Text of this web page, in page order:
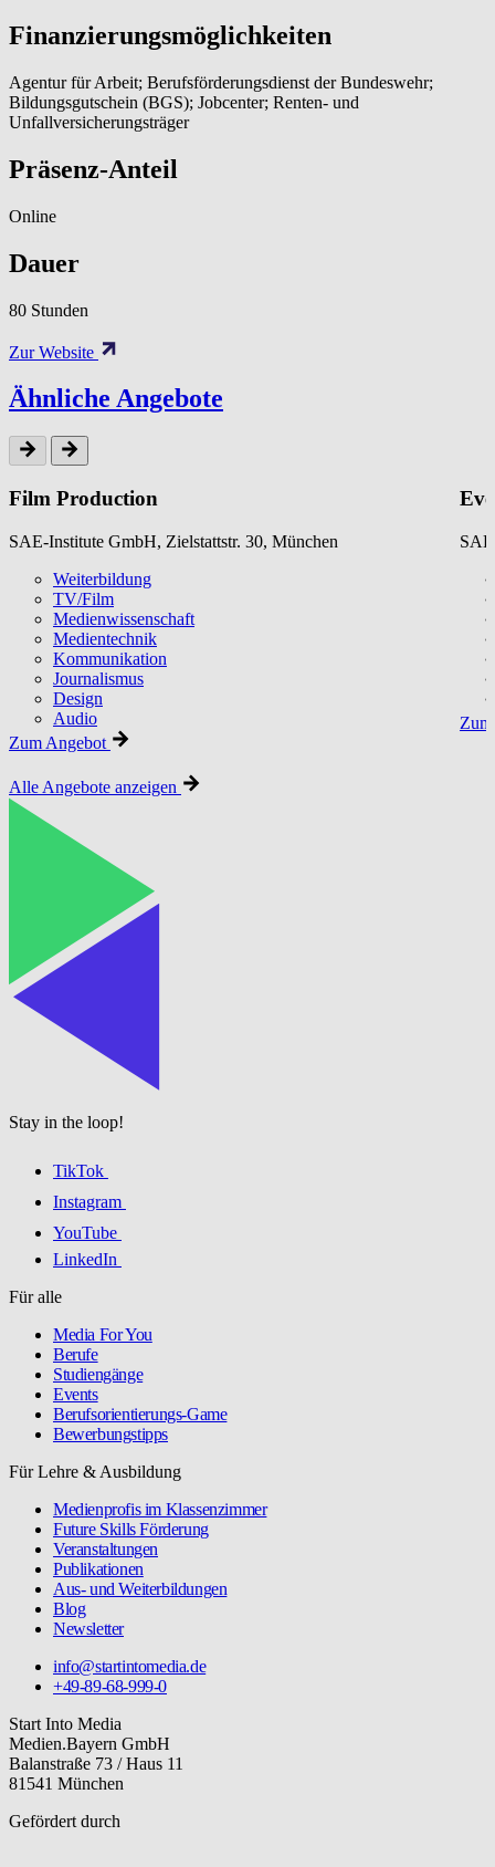
Finanzierungsmöglichkeiten
Agentur für Arbeit; Berufsförderungsdienst der Bundeswehr;
Bildungsgutschein (BGS); Jobcenter; Renten- und
Unfallversicherungsträger
Präsenz-Anteil
Online
Dauer
80 Stunden
Zur Website
Ähnliche Angebote
Film Production
SAE-Institute GmbH, Zielstattstr. 30, München
Weiterbildung
TV/Film
Medienwissenschaft
Medientechnik
Kommunikation
Journalismus
Design
Audio
Zum Angebot
Alle Angebote anzeigen
Stay in the loop!
TikTok
Instagram
YouTube
LinkedIn
Für alle
Media For You
Berufe
Studiengänge
Events
Berufsorientierungs-Game
Bewerbungstipps
Für Lehre & Ausbildung
Medienprofis im Klassenzimmer
Future Skills Förderung
Veranstaltungen
Publikationen
Aus- und Weiterbildungen
Blog
Newsletter
info@startintomedia.de
+49-89-68-999-0
Start Into Media
Medien.Bayern GmbH
Balanstraße 73 / Haus 11
81541 München
Gefördert durch